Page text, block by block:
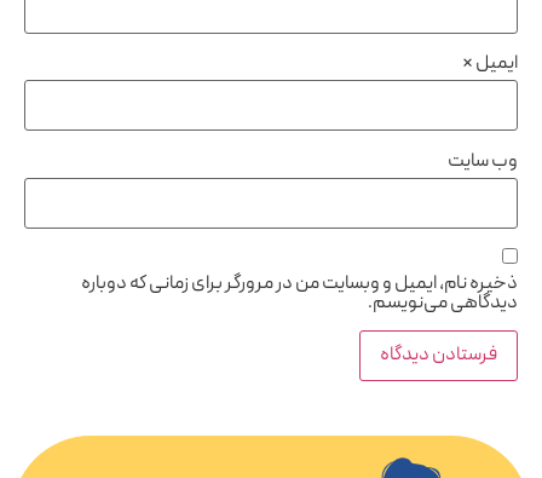
ایمیل*
وب‌ سایت
ذخیره نام، ایمیل و وبسایت من در مرورگر برای زمانی که دوباره
دیدگاهی می‌نویسم.